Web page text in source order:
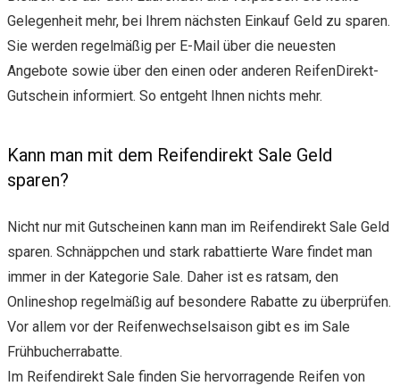
Gelegenheit mehr, bei Ihrem nächsten Einkauf Geld zu sparen.
Sie werden regelmäßig per E-Mail über die neuesten
Angebote sowie über den einen oder anderen ReifenDirekt-
Gutschein informiert. So entgeht Ihnen nichts mehr.
Kann man mit dem Reifendirekt Sale Geld
sparen?
Nicht nur mit Gutscheinen kann man im Reifendirekt Sale Geld
sparen. Schnäppchen und stark rabattierte Ware findet man
immer in der Kategorie Sale. Daher ist es ratsam, den
Onlineshop regelmäßig auf besondere Rabatte zu überprüfen.
Vor allem vor der Reifenwechselsaison gibt es im Sale
Frühbucherrabatte.
Im Reifendirekt Sale finden Sie hervorragende Reifen von